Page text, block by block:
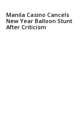
Manila Casino Cancels
New Year Balloon Stunt
After Criticism